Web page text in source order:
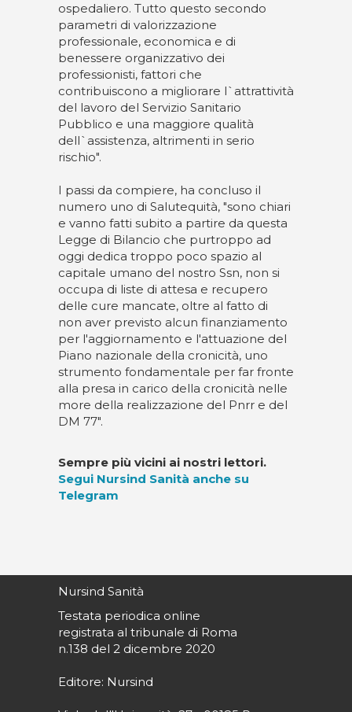
ospedaliero. Tutto questo secondo
parametri di valorizzazione
professionale, economica e di
benessere organizzativo dei
professionisti, fattori che
contribuiscono a migliorare l`attrattività
del lavoro del Servizio Sanitario
Pubblico e una maggiore qualità
dell`assistenza, altrimenti in serio
rischio".
I passi da compiere, ha concluso il
numero uno di Salutequità, "sono chiari
e vanno fatti subito a partire da questa
Legge di Bilancio che purtroppo ad
oggi dedica troppo poco spazio al
capitale umano del nostro Ssn, non si
occupa di liste di attesa e recupero
delle cure mancate, oltre al fatto di
non aver previsto alcun finanziamento
per l'aggiornamento e l'attuazione del
Piano nazionale della cronicità, uno
strumento fondamentale per far fronte
alla presa in carico della cronicità nelle
more della realizzazione del Pnrr e del
DM 77".
Sempre più vicini ai nostri lettori.
Segui Nursind Sanità anche su
Telegram
Nursind Sanità
Testata periodica online
registrata al tribunale di Roma
n.138 del 2 dicembre 2020
Editore: Nursind